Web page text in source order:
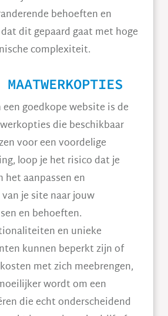
behoeften en
dit gepaard gaat met hoge
complexiteit.
een goedkope website is de
die beschikbaar
voor een voordelige
loop je het risico dat je
aanpassen en
je site naar jouw
en behoeften.
en unieke
kunnen beperkt zijn of
met zich meebrengen,
wordt om een
die echt onderscheidend